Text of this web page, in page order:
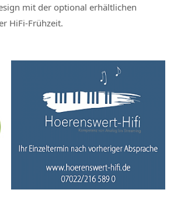
mit der optional erhältlichen
HiFi-Frühzeit.